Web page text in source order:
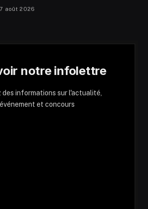
7 août 2026
notre infolettre
des informations sur l'actualité,
événement et concours